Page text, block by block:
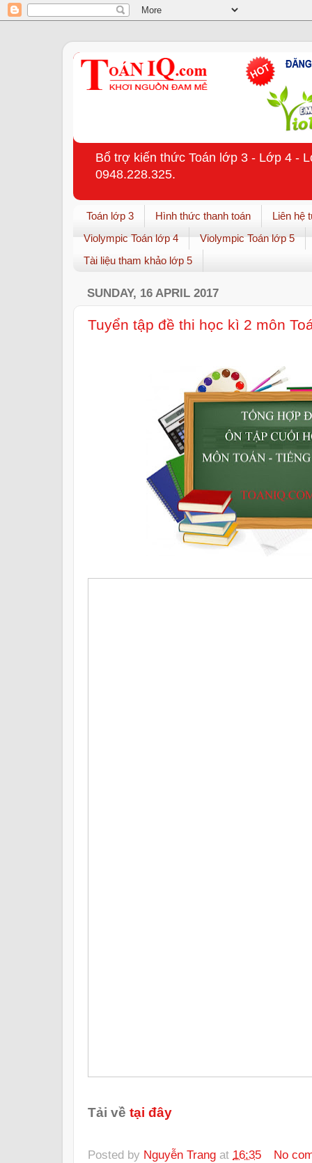
Bổ trợ kiến thức Toán lớp 3 - Lớp 4 -
0948.228.325.
Toán lớp 3 Hình thức thanh toán
Liên hệ
Violympic Toán lớp 4
Violympic Toán lớp 5
Tài liệu tham khảo lớp 5
SUNDAY, 16 APRIL 2017
Tuyển tập đề thi học kì 2 môn
Tải về tại đây
Posted by Nguyễn Trang at 16:35
No